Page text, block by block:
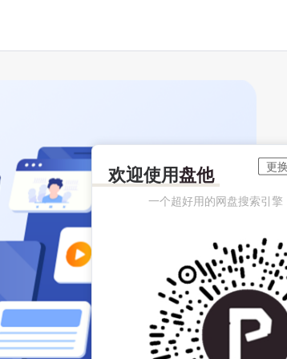
欢迎使用盘他
一个超好用的网盘搜索引擎